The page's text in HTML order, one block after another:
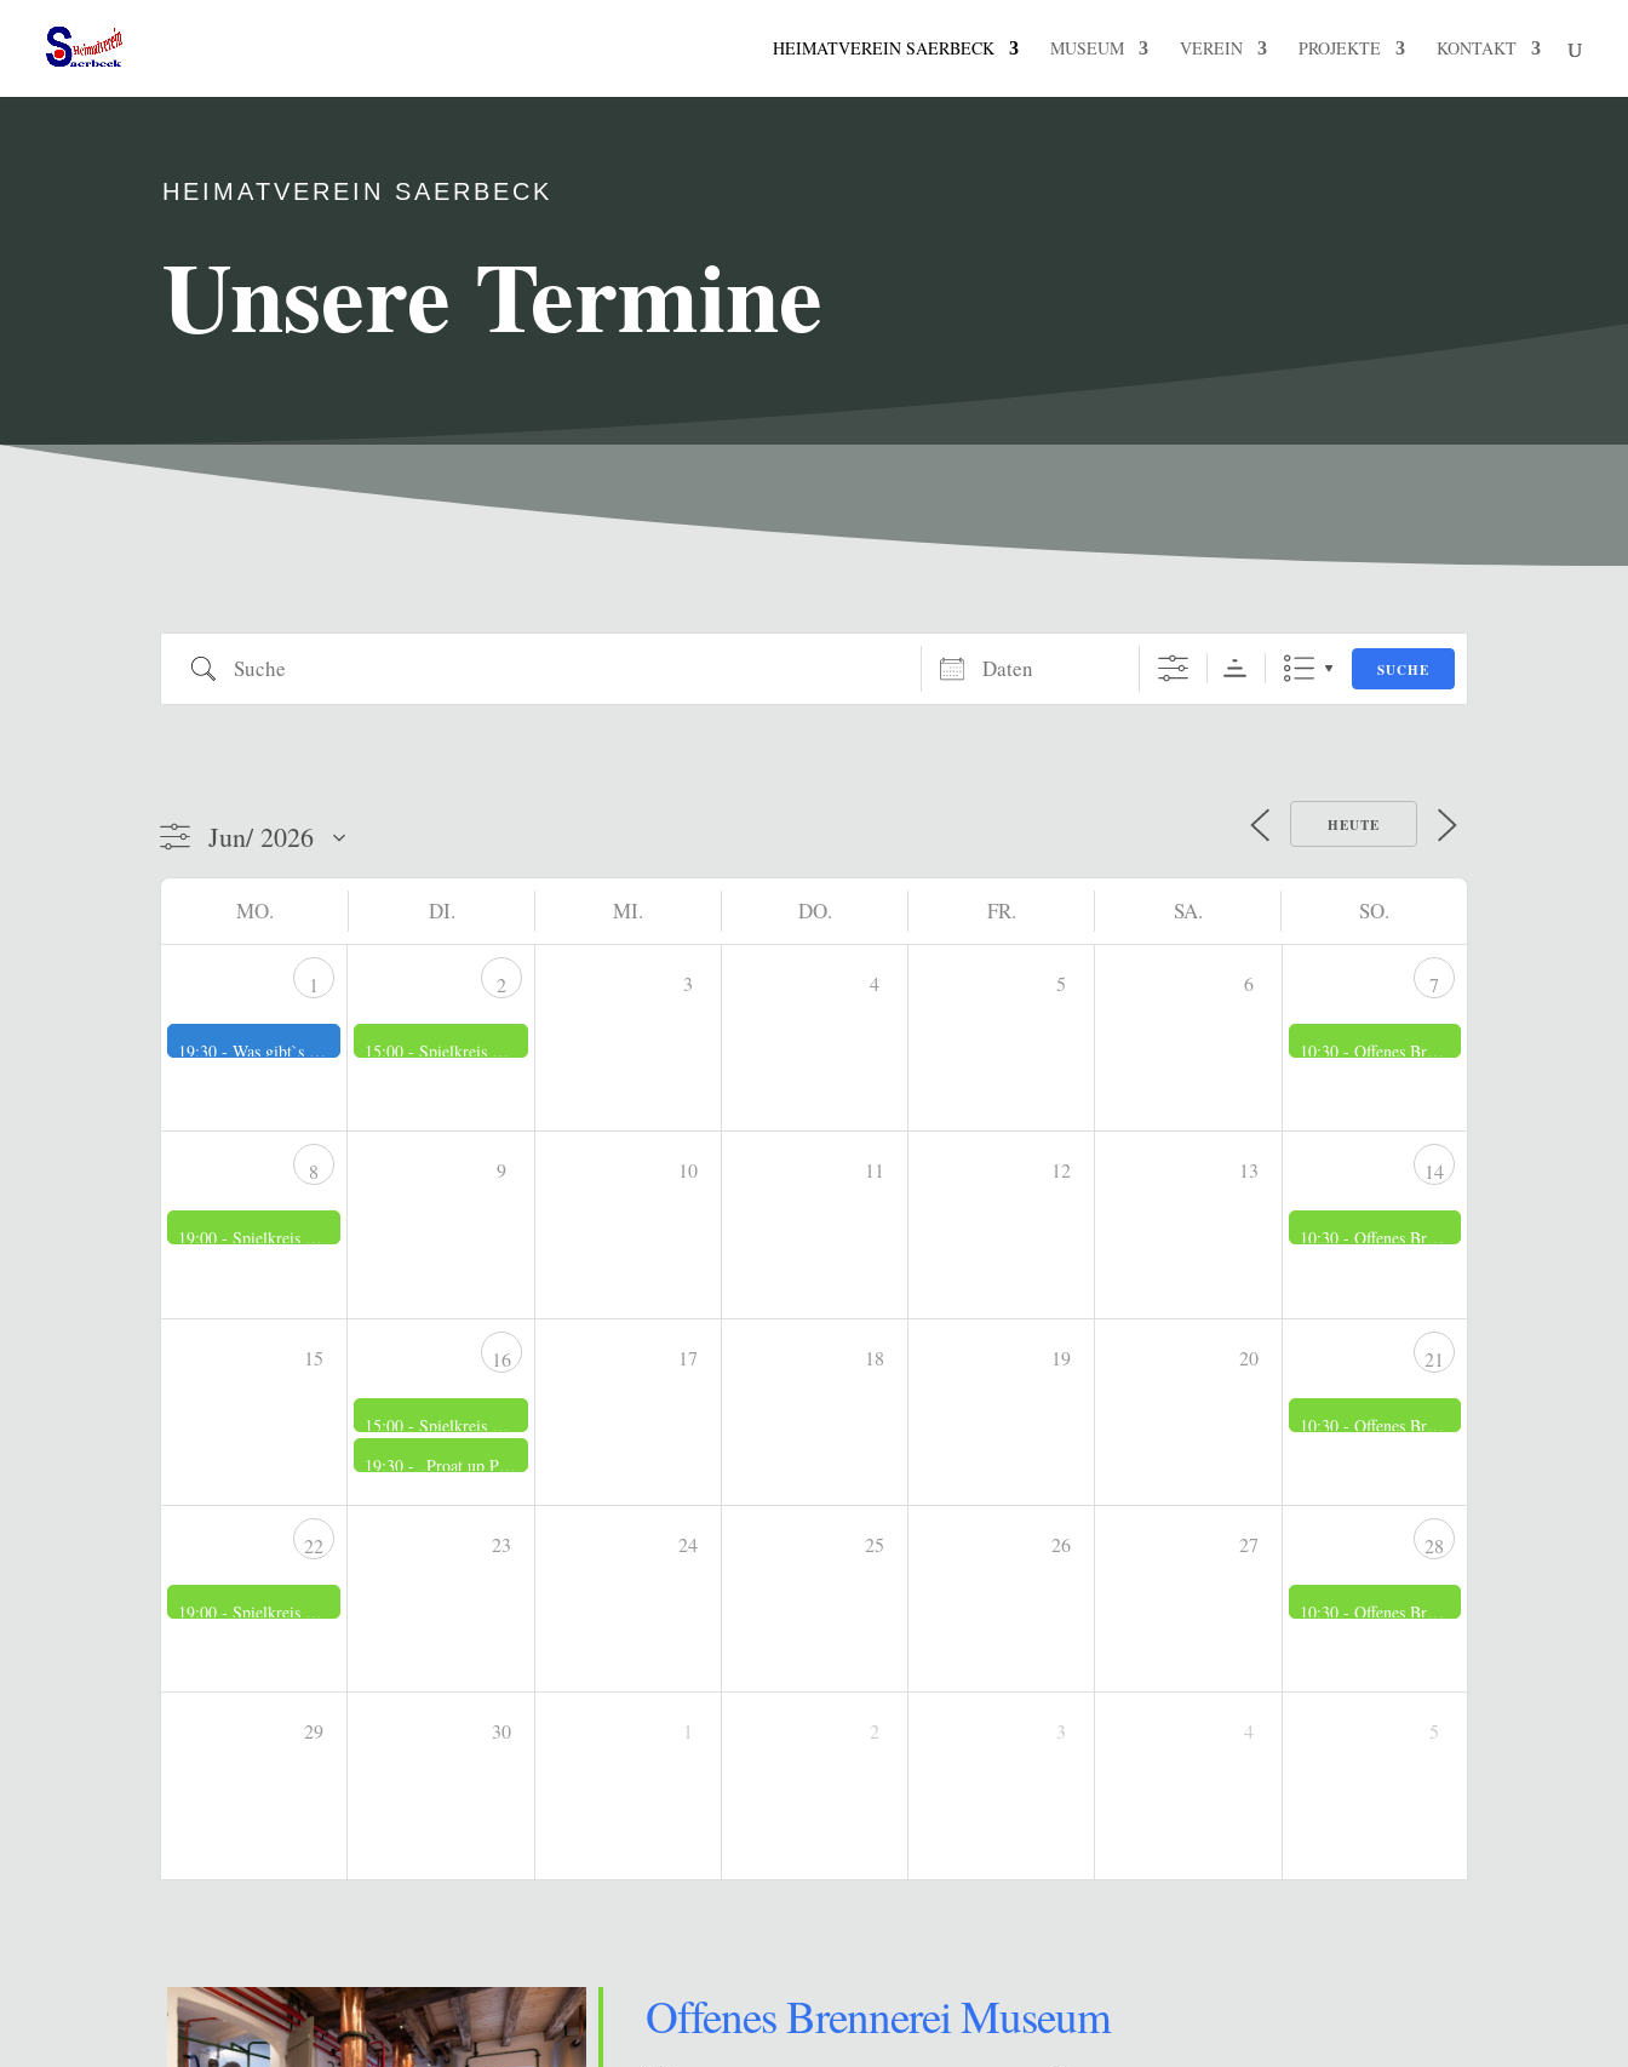
HEIMATVEREIN SAERBECK MUSEUM VEREIN PROJEKTE KONTAKT
HEIMATVEREIN SAERBECK
Unsere Termine
Suche Daten SUCHE
HEUTE
MO. DI. MI. DO. FR. SA. SO.
1
19:30 - Was gibt`s Neues?
2
15:00 -Spielkreis der Männer
3 4 5 6 7
10:30 - Offenes Brennerei Museum
8
19:00 - Spielkreis der Frauen
9 10 11 12 13 14
10:30 - Offenes Brennerei Museum
15 16
15:00 -Spielkreis der Männer
19:30 - „Proat up Platt“
17 18 19 20 21
10:30 - Offenes Brennerei Museum
22
19:00 - Spielkreis der Frauen
23 24 25 26 27 28
10:30 - Offenes Brennerei Museum
29 30 1 2 3 4 5
Offenes Brennerei Museum